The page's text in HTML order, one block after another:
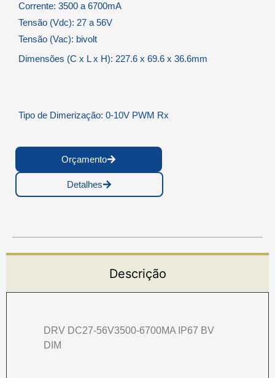
Corrente: 3500 a 6700mA
Tensão (Vdc): 27 a 56V
Tensão (Vac): bivolt
Dimensões (C x L x H): 227.6 x 69.6 x 36.6mm
Tipo de Dimerização: 0-10V PWM Rx
Orçamento
Detalhes
Descrição
DRV DC27-56V3500-6700MA IP67 BV
DIM